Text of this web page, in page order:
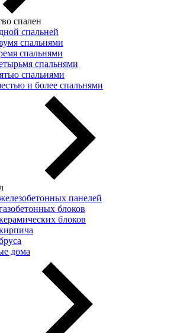
спален
спальней
спальнями
спальнями
спальнями
спальнями
и более спальнями
панелей
блоков
блоков
дома